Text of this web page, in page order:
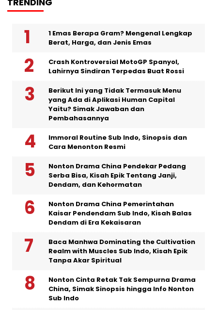
1 Emas Berapa Gram? Mengenal Lengkap
Berat, Harga, dan Jenis Emas
Crash Kontroversial MotoGP Spanyol,
Lahirnya Sindiran Terpedas Buat Rossi
Berikut Ini yang Tidak Termasuk Menu
yang Ada di Aplikasi Human Capital
Yaitu? Simak Jawaban dan
Pembahasannya
Immoral Routine Sub Indo, Sinopsis dan
Cara Menonton Resmi
Nonton Drama China Pendekar Pedang
Serba Bisa, Kisah Epik Tentang Janji,
Dendam, dan Kehormatan
Nonton Drama China Pemerintahan
Kaisar Pendendam Sub Indo, Kisah Balas
Dendam di Era Kekaisaran
Baca Manhwa Dominating the Cultivation
Realm with Muscles Sub Indo, Kisah Epik
Tanpa Akar Spiritual
Nonton Cinta Retak Tak Sempurna Drama
China, Simak Sinopsis hingga Info Nonton
Sub Indo